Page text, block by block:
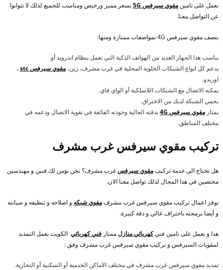
نعمل على تامينمقوي سيرفس 5G
بسعر مميز ورخيص ومناسب للجميع لذلك لا تتوانوا
عن التواصل معنا.
يتصف مقوي سيرفس 4G بمواصفات ممتازة ومنها:
يناسب هذا الجهاز العديد من الهواتف الذكية التي تعمل بنظام اندرويد أو
يدعم كل انواع الشبكات الخلوية المحلية في غرب مشرف، زين، مقوي سيرفس stc
،
اوريدو.
يمكنه الاتصال مع الشبكات اللاسلكية أو الواي فاي.
يحمي الشبكة لديك من الاختراق.
يمتاز مقوي سيرفس 4G
بدقته العالية وجودته الفائقة في تقوية الاتصال ودعمه في
مختلف المناطق.
تركيب مقوي سيرفس غرب مشرف
هل تحتاج الى خدمة تركيبمقوي سيرفسغرب مشرف؟ نحن نؤمن لك فنين و مهندسين
مختصين في هذا المجال لذلك تواصل معنا الان.
نوفر اعمال تركيب مقوي سيرفس غرب مشرفمقوي شبكه و اصلاحه و تنظيفه و صيانته
و أيضا برمجته باحتراف عالي و دقة كبيرة.
هذا و نعمل على تامين فنيكهربائي منازلممتاز فني كهربائي الكويت بعمل التمديد
لمقويات السيرفس و تركيب مقوي سيرفس غرب مشرف وفق :
تمديد مقوي سيرفس غرب مشرف في مختلف الاماكن الخدمية أو السكنية أو التجارية.